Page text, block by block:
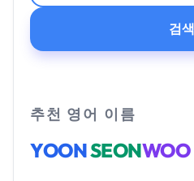
검색
추천 영어 이름
YOONSEONWOO